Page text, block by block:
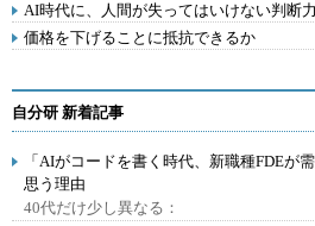
AI時代に、人間が失ってはいけない判断
価格を下げることに抵抗できるか
自分研 新着記事
「AIがコードを書く時代、新職種FDE
思う理由
40代だけ少し異なる：